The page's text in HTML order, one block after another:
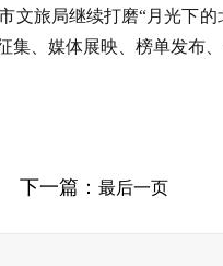
文旅局继续打磨“月光下
、媒体展映、榜单发布、
下一篇：最后一页